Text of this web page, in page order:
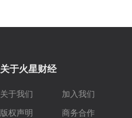
关于火星财经
关于我们 加入我们
版权声明 商务合作